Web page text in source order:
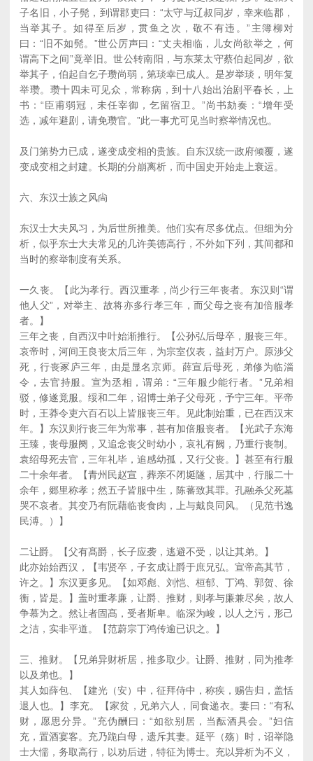
子名旧，小子髡，到谓郡吏曰：“太守与辽叔同岁，幸来临郡，
当举其子。如得至后岁，贯鱼之次，敬不有违。”主簿柳对
曰：“旧不如髡。”世公厉声曰：“丈夫相临，儿女尚欲举之，何
谓高下之间”竟举旧。世公转南阳，与东莱太守蔡伯起同岁，欲
举其子，伯起自乞子瓒尚弱，第琰幸已成人。是岁举琰，明年复
举瓒。瓒十四未可见众，常称病，到十八始出治剧平春长，上
书：“臣甫弱冠，未任宰御，乞留宿卫。”尚书劾奏：“增年受
选，减年避剧，请免瓒官。”此一事尤可见当时察举情况也。
及门第势力已成，遂变成变相的贵族。自东汉统一政府倾覆，遂
变成变相之封建。长期的分崩离析，而中国史开始走上衰运。
六、东汉士族之风尙
东汉士大夫风习，为后世所推美。他们实有尽多优点。但细为分
析，似乎东士大夫常见的几许美德高行，不外如下列，其间都和
当时的察举制度有关系。
一久丧。【此为孝行。西汉重孝，尚少行三年丧者。东汉则“谓
他人父”，对举主、故将亦多行孝三年，而父母之丧有加倍服孝
者。】
三年之丧，自西汉中叶始渐推行。【公孙弘后母卒，服丧三年。
哀帝时，河间王良丧太后三年，为宗室仪表，益封万户。原渉父
死，行丧冢庐三年，由是显名京师。薛宣后母死，弟修为临淄
令，去官持服。宣为丞相，谓弟：“三年服少能行者。”兄弟相
驳，修遂竟服。绥和二年，诏博士弟子父母死，予宁三年。平帝
时，王莽令吏六百石以上皆服丧三年。见此制始重，已在西汉末
年。】东汉则行丧三年为常事，甚有加倍服丧者。【光武子东海
王臻，丧母服阕，又追念丧父时幼小，哀礼有阙，乃重行丧制。
袁绍母死去官，三年礼毕，追感幼孤，又行父丧。】甚至有行服
二十余年者。【青州民赵宣，葬亲不闭埏隧，居其中，行服二十
余年，郷里称孝；然五子皆服中生，陈蕃致其罪。孔融杀父死墓
哭不哀者。其变乃有阮藉临丧食肉，上与戴良同风。（见范书逸
民溥。）】
二让爵。【父有髙爵，长子应袭，逃避不受，以让其弟。】
此亦始始西汉，【韦贤卒，子玄成让爵于庶兄弘。宣帝高其节，
许之。】东汉更多见。【如邓彪、刘恺、桓郁、丁鸿、郭贺、徐
衡，皆是。】盖时重孝廉，让爵、推财，则孝与廉兼尽矣，故人
争慕为之。然让者固髙，受者斯卑。临深为峻，以人之污，形己
之洁，实非平道。【范蔚宗丁鸿传逾已识之。】
三、推财。【兄弟异财析居，推多取少。让爵、推财，同为推孝
以及弟也。】
其人如薛包、【建光（安）中，征拜侍中，称疾，赐告归，盖恬
退人也。】李充。【家贫，兄弟六人，同食递衣。妻曰：“有私
财，愿思分异。”充伪酬曰：“如欲别居，当酝酒具会。”妇信
充，置酒宴客。充乃跪白母，遗斥其妻。延平（殇）时，诏举隐
士大懦，务取高行，以劝后进，特征为博士。充以异析为不义，